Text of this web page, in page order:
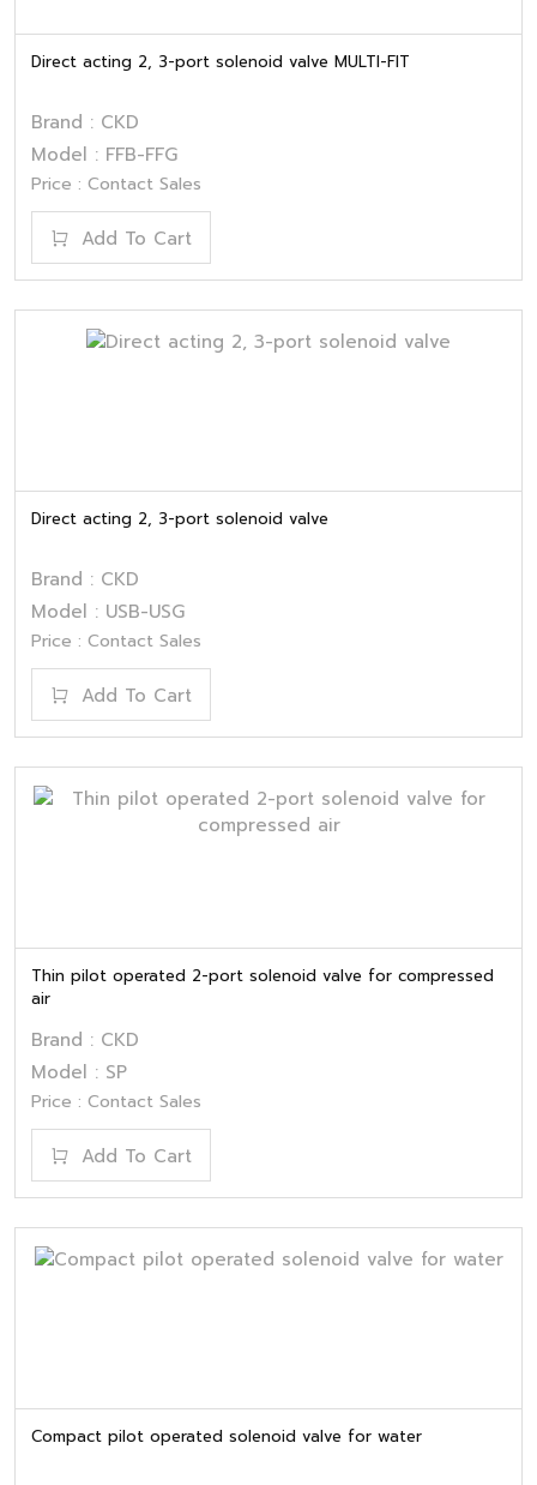
Direct acting 2, 3-port solenoid valve MULTI-FIT
Brand : CKD
Model : FFB-FFG
Price : Contact Sales
Add To Cart
Direct acting 2, 3-port solenoid valve
Brand : CKD
Model : USB-USG
Price : Contact Sales
Add To Cart
Thin pilot operated 2-port solenoid valve for compressed
air
Brand : CKD
Model : SP
Price : Contact Sales
Add To Cart
Compact pilot operated solenoid valve for water